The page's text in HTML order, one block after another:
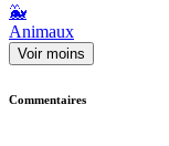
🐳
Animaux
Voir moins
Commentaires